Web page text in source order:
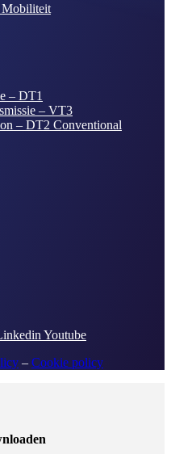
Mobiliteit
– DT1
– VT3
– DT2 Conventional
Youtube
– Cookie policy